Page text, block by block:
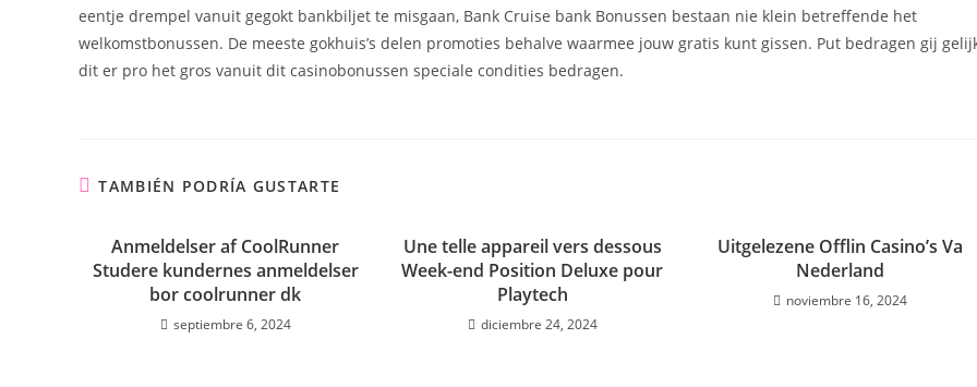
eentje drempel vanuit gegokt bankbiljet te misgaan, Bank Cruise bank Bonussen bestaan nie klein betreffende het
welkomstbonussen. De meeste gokhuis’s delen promoties behalve waarmee jouw gratis kunt gissen. Put bedragen gij
dit er pro het gros vanuit dit casinobonussen speciale condities bedragen.
TAMBIÉN PODRÍA GUSTARTE
Anmeldelser af CoolRunner
Studere kundernes anmeldelser
bor coolrunner dk
septiembre 6, 2024
Une telle appareil vers dessous
Week-end Position Deluxe pour
Playtech
diciembre 24, 2024
Uitgelezene Offlin Casino’s Va
Nederland
noviembre 16, 2024